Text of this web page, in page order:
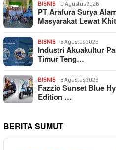
BISNIS 9 Agustus 2026
PT Arafura Surya
Masyarakat Lewat
BISNIS 8 Agustus 2026
Industri Akuakultur
Timur Teng…
BISNIS 8 Agustus 2026
Fazzio Sunset Blue
Edition …
BERITA SUMUT